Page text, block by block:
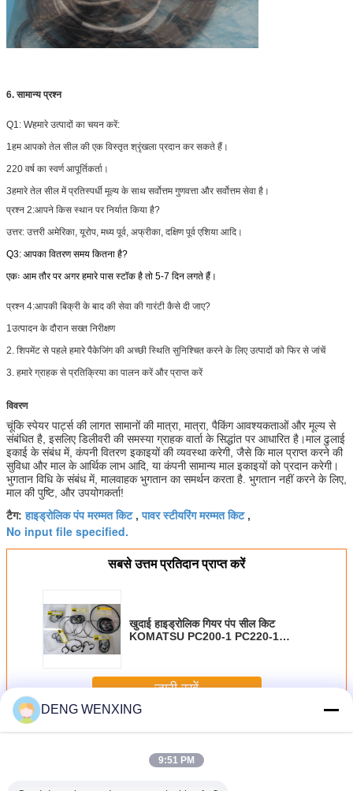
6. सामान्य प्रश्न
Q1: Wहमारे उत्पादों का चयन करें:
1हम आपको तेल सील की एक विस्तृत श्रृंखला प्रदान कर सकते हैं।
220 वर्ष का स्वर्ण आपूर्तिकर्ता।
3हमारे तेल सील में प्रतिस्पर्धी मूल्य के साथ सर्वोत्तम गुणवत्ता और सर्वोत्तम सेवा है।
प्रश्न 2:आपने किस स्थान पर निर्यात किया है?
उत्तर: उत्तरी अमेरिका, यूरोप, मध्य पूर्व, अफ्रीका, दक्षिण पूर्व एशिया आदि।
Q3: आपका वितरण समय कितना है?
एकः आम तौर पर अगर हमारे पास स्टॉक है तो 5-7 दिन लगते हैं।
प्रश्न 4:आपकी बिक्री के बाद की सेवा की गारंटी कैसे दी जाए?
1उत्पादन के दौरान सख्त निरीक्षण
2. शिपमेंट से पहले हमारे पैकेजिंग की अच्छी स्थिति सुनिश्चित करने के लिए उत्पादों को फिर से जांचें
3. हमारे ग्राहक से प्रतिक्रिया का पालन करें और प्राप्त करें
विवरण
चूंकि स्पेयर पार्ट्स की लागत सामानों की मात्रा, मात्रा, पैकिंग आवश्यकताओं और मूल्य से
संबंधित है, इसलिए डिलीवरी की समस्या ग्राहक वार्ता के सिद्धांत पर आधारित है।माल ढुलाई
इकाई के संबंध में, कंपनी वितरण इकाइयों की व्यवस्था करेगी, जैसे कि माल प्राप्त करने की
सुविधा और माल के आर्थिक लाभ आदि, या कंपनी सामान्य माल इकाइयों को प्रदान करेगी।
भुगतान विधि के संबंध में, मालवाहक भुगतान का समर्थन करता है. भुगतान नहीं करने के लिए,
माल की पुष्टि, और उपयोगकर्ता!
टैग:हाइड्रोलिक पंप मरम्मत किट,पावर स्टीयरिंग मरम्मत किट,
No input file specified.
सबसे उत्तम प्रतिदान प्राप्त करें
खुदाई हाइड्रोलिक गियर पंप सील किट
KOMATSU PC200-1 PC220-1
जारी रखें
अधिकहाइड्रोलिक पंप सील किट
DENG WENXING
9:51 PM